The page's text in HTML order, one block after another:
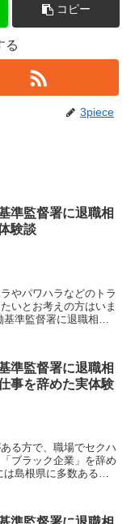
コピー
る
3piece
準監督署に退職相
験談
やパワハラなどのトラ
いとお考えの方はいま
準監督署に退職相談
準監督署に退職相
事を辞めた実体験
る方で、職場でセクハ
ブラック企業」を辞め
島根県に多数ある労